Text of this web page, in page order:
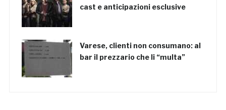
cast e anticipazioni esclusive
Varese, clienti non consumano: al
bar il prezzario che li “multa”